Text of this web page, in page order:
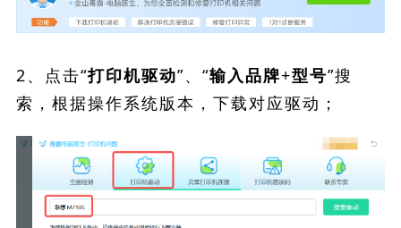
2、点击“打印机驱动”、“输入品牌+型号”搜
索，根据操作系统版本，下载对应驱动；